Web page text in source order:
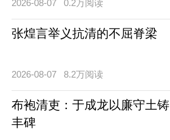
2026-08-07 0.2万阅读
张煌言举义抗清的不屈脊梁
2026-08-07 8.2万阅读
布袍清吏：于成龙以廉守土铸
丰碑